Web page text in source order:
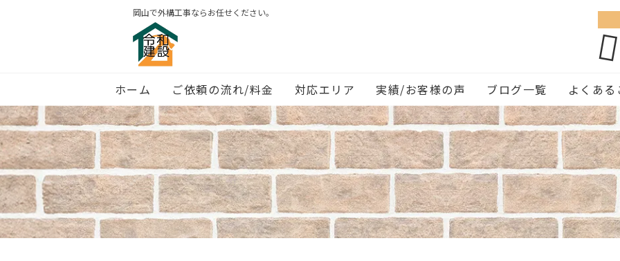
岡山で外構工事ならお任せください。
ホーム ご依頼の流れ/料金 対応エリア 実績/お客様の声 ブログ一覧 よくある